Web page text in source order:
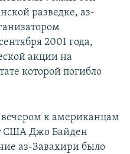
разведке, аз-
2001 года,
акции на
которой погибло
к американцам
США Джо Байден
аз-Завахири было